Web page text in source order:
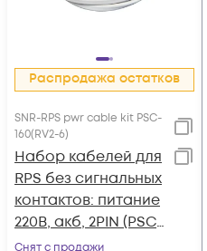
Распродажа остатков
SNR-RPS pwr cable kit PSC-
160(RV2-6)
Набор кабелей для
RPS без сигнальных
контактов: питание
220В, акб, 2PIN (PSC-
160A-C; RV2-6)
Снят с продажи